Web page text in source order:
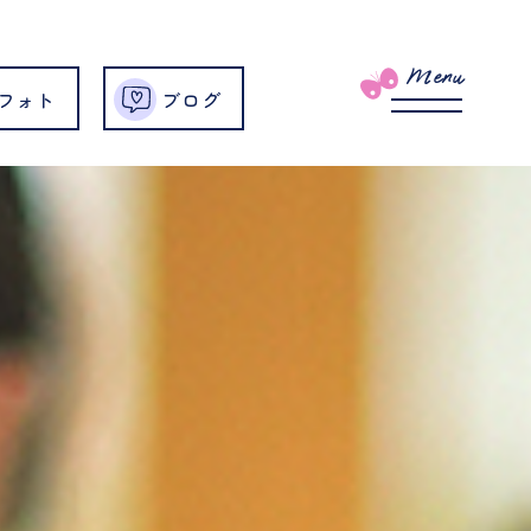
ォト ブログ
Menu